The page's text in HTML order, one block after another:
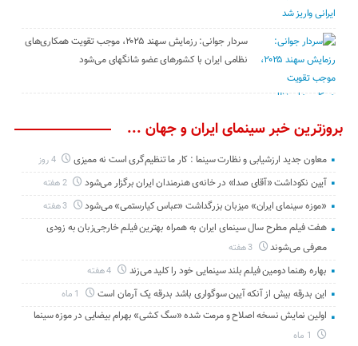
سردار جوانی: رزمایش سهند ۲۰۲۵، موجب تقویت همکاری‌های
نظامی ایران با کشور‌های عضو شانگهای می‌شود
بروزترین خبر سینمای ایران و جهان ...
معاون جدید ارزشیابی و نظارت سینما : کار ما تنظیم‌گری است نه ممیزی 4 روز
آیین نکوداشت «آقای صدا» در خانه‌ی هنرمندان ایران برگزار می‌شود 2 هفته
«موزه سینمای ایران» میزبان بزرگداشت «عباس کیارستمی» می‌شود 3 هفته
هفت فیلم مطرح سال سینمای ایران به همراه بهترین فیلم خارجی‌زبان به زودی
معرفی می‌شوند
3 هفته
بهاره رهنما دومین فیلم بلند سینمایی خود را کلید می‌زند
این بدرقه بیش از آنکه آیین سوگواری باشد بدرقه یک آرمان است
اولین نمایش نسخه اصلاح و مرمت شده «سگ کشی» بهرام بیضایی در موزه سینما